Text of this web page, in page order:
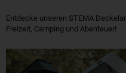
Entdecke unseren STEMA
Freizeit, Camping und Abenteuer!